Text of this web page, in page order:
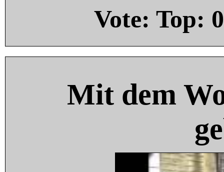
Vote: Top: 0
Mit dem